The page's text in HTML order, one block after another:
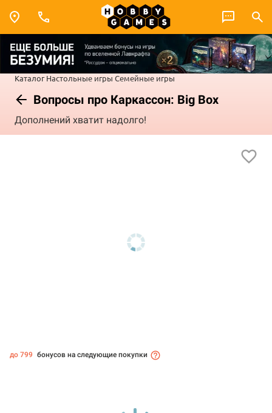
Каталог Настольные игры Семейные игры
Вопросы про Каркассон: Big Box
Дополнений хватит надолго!
до 799 бонусов на следующие покупки